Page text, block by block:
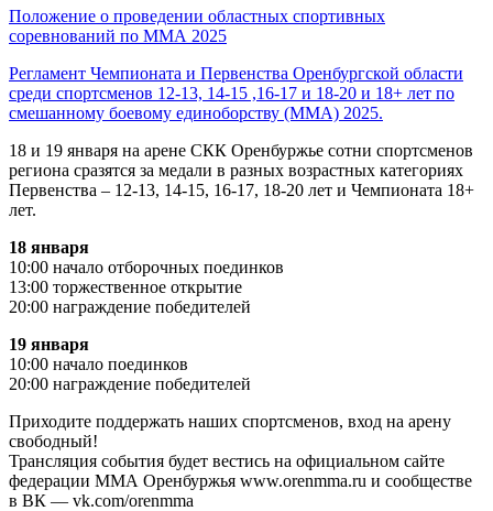
Положение о проведении областных спортивных
соревнований по ММА 2025
Регламент Чемпионата и Первенства Оренбургской области
среди спортсменов 12-13, 14-15 ,16-17 и 18-20 и 18+ лет по
смешанному боевому единоборству (ММА) 2025.
18 и 19 января на арене СКК Оренбуржье сотни спортсменов
региона сразятся за медали в разных возрастных категориях
Первенства – 12-13, 14-15, 16-17, 18-20 лет и Чемпионата 18+
лет.
18 января
10:00 начало отборочных поединков
13:00 торжественное открытие
20:00 награждение победителей
19 января
10:00 начало поединков
20:00 награждение победителей
Приходите поддержать наших спортсменов, вход на арену
свободный!
Трансляция события будет вестись на официальном сайте
федерации ММА Оренбуржья www.orenmma.ru и сообществе
в ВК — vk.com/orenmma